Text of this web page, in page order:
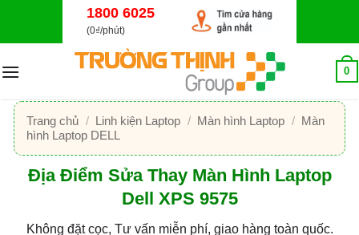
dung
1800 6025
(0₫/phút)
0
Trang chủ / Linh kiện Laptop / Màn hình Laptop / Màn
hình Laptop DELL
Địa Điểm Sửa Thay Màn Hình Laptop
Dell XPS 9575
Không đặt cọc, Tư vấn miễn phí, giao hàng toàn quốc.